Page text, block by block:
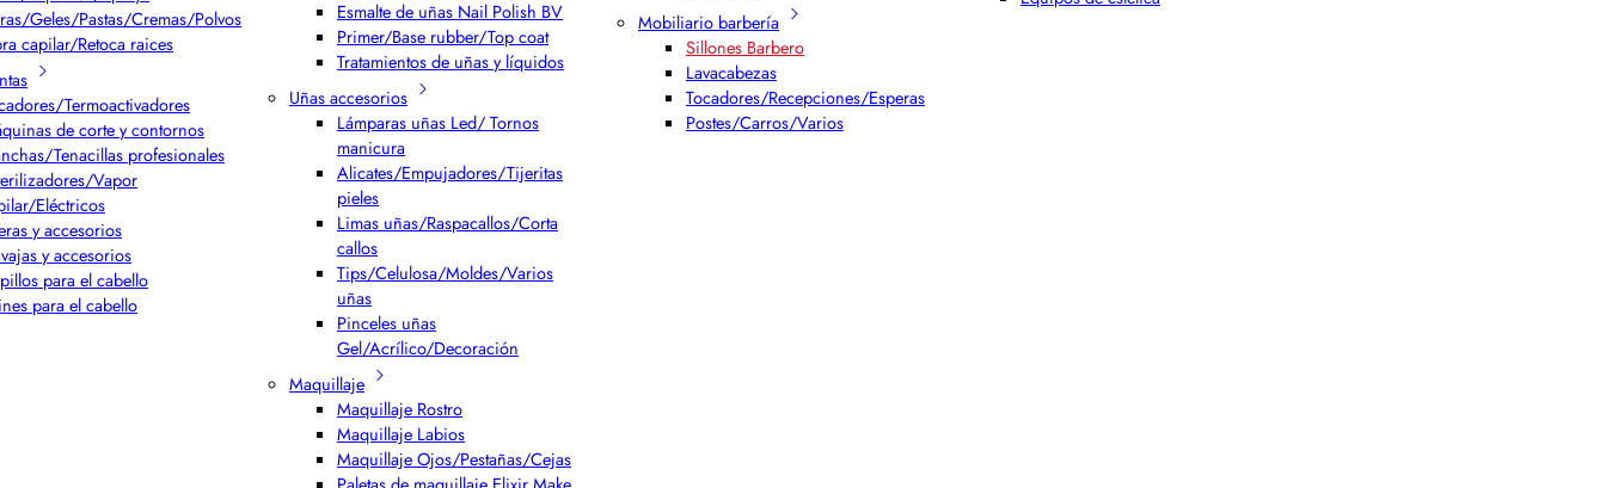
Geles/Pastas/Cremas/Polvos
capilar/Retoca raices
Termoactivadores
de corte y contornos
Tenacillas profesionales
Vapor
Eléctricos
y accesorios
y accesorios
para el cabello
para el cabello
Esmalte de uñas Nail Polish BV
Primer/Base rubber/Top coat
Tratamientos de uñas y líquidos
Uñas accesorios
Lámparas uñas Led/ Tornos
manicura
Alicates/Empujadores/Tijeritas
pieles
Limas uñas/Raspacallos/Corta
callos
Tips/Celulosa/Moldes/Varios
uñas
Pinceles uñas
Gel/Acrílico/Decoración
Maquillaje
Maquillaje Rostro
Maquillaje Labios
Maquillaje Ojos/Pestañas/Cejas
Mobiliario barbería
Sillones Barbero
Lavacabezas
Tocadores/Recepciones/Esperas
Postes/Carros/Varios